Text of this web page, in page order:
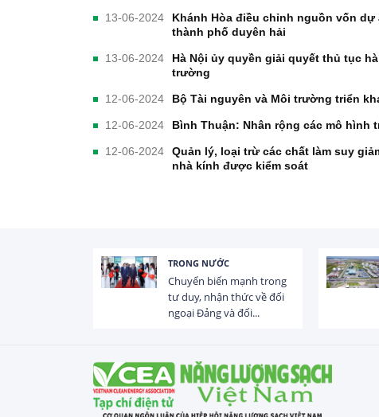
13-06-2024
Khánh Hòa điều chỉnh nguồn vốn
thành phố duyên hải
13-06-2024
Hà Nội ủy quyền giải quyết thủ tục
trường
12-06-2024 Bộ Tài nguyên và Môi trường triển
12-06-2024 Bình Thuận: Nhân rộng các mô hình
12-06-2024
Quản lý, loại trừ các chất làm suy
nhà kính được kiểm soát
TRONG NƯỚC
Chuyển biến mạnh trong
tư duy, nhận thức về đối
ngoại Đảng và đối...